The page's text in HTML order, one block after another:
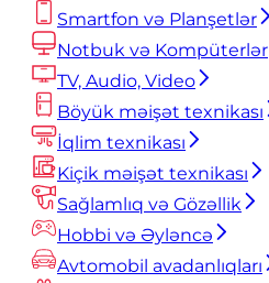
Smartfon və Planşetlər
Notbuk və Kompüterlər
TV, Audio, Video
Böyük məişət texnikası
İqlim texnikası
Kiçik məişət texnikası
Sağlamlıq və Gözəllik
Hobbi və Əyləncə
Avtomobil avadanlıqları